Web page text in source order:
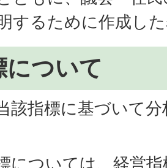
するために作成し
について
該指標に基づいて
については、経営